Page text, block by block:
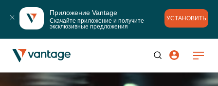
Приложение Vantage
Скачайте приложение и получите
эксклюзивные предложения
УСТАНОВИТЬ